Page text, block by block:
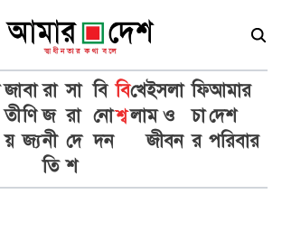
জা
তী
য়
বা
ণি
জ্য
রা
জ
নী
তি
সা
রা
দে
শ
বি
নো
দন
বি
শ্ব
খে
লা
ইসলা
ম ও
জীবন
ফি
চা
র
আমার
দেশ
পরিবার